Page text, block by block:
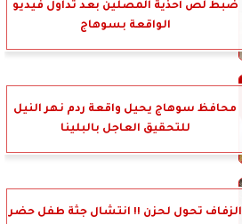
ضبط لص أحذية المصلين بعد تداول فيديو
الواقعة بسوهاج
محافظ سوهاج يحيل واقعة ردم نهر النيل
للتحقيق العاجل بالبلينا
الزفاف تحول لحزن !! انتشال جثة طفل حضر